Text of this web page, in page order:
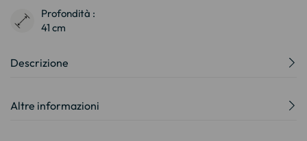
Profondità :
41 cm
Descrizione
Altre informazioni